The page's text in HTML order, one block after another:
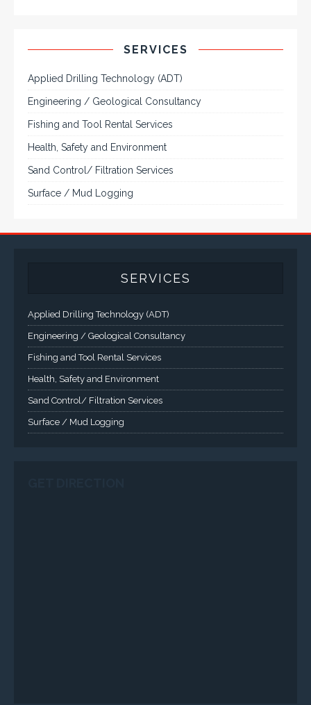
SERVICES
Applied Drilling Technology (ADT)
Engineering / Geological Consultancy
Fishing and Tool Rental Services
Health, Safety and Environment
Sand Control/ Filtration Services
Surface / Mud Logging
SERVICES
Applied Drilling Technology (ADT)
Engineering / Geological Consultancy
Fishing and Tool Rental Services
Health, Safety and Environment
Sand Control/ Filtration Services
Surface / Mud Logging